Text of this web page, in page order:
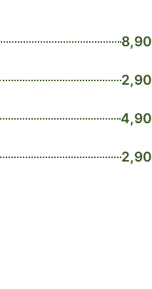
8,90
2,90
4,90
2,90